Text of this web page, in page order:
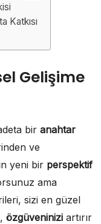
Katkısı
Gelişime
bir anahtar
ve
yeni bir perspektif
ama
sizi en güzel
özgüveninizi artırır